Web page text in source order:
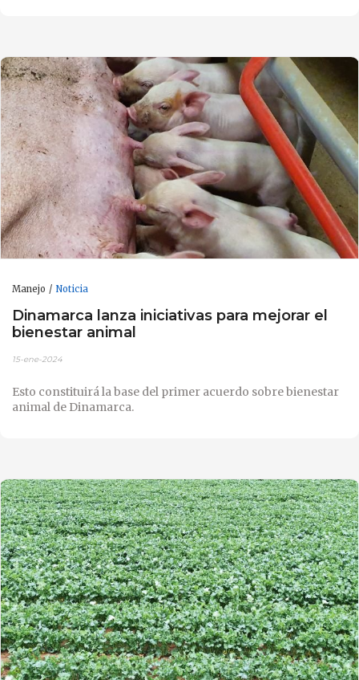
Manejo Noticia
Dinamarca lanza iniciativas para mejorar el
bienestar animal
15-ene-2024
Esto constituirá la base del primer acuerdo sobre bienestar
animal de Dinamarca.